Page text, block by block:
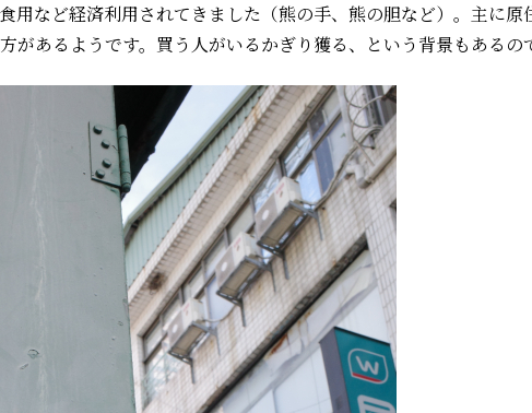
用など経済利用されてきました（熊の手、熊の胆など）。主に
あるようです。買う人がいるかぎり獲る、という背景もあるの